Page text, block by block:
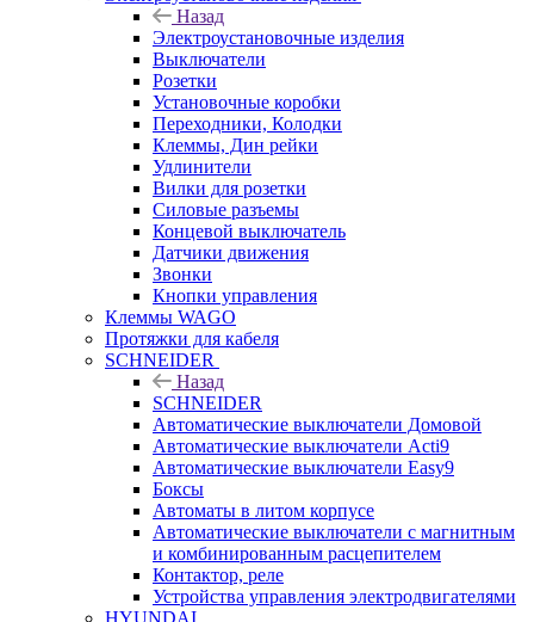
Назад
Электроустановочные изделия
Выключатели
Розетки
Установочные коробки
Переходники, Колодки
Клеммы, Дин рейки
Удлинители
Вилки для розетки
Силовые разъемы
Концевой выключатель
Датчики движения
Звонки
Кнопки управления
Клеммы WAGO
Протяжки для кабеля
SCHNEIDER
Назад
SCHNEIDER
Автоматические выключатели Домовой
Автоматические выключатели Acti9
Автоматические выключатели Easy9
Боксы
Автоматы в литом корпусе
Автоматические выключатели с магнитным
и комбинированным расцепителем
Контактор, реле
Устройства управления электродвигателями
HYUNDAI